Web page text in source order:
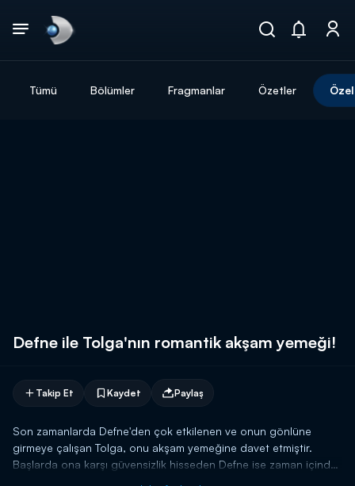
Tümü Bölümler Fragmanlar Özetler
Defne ile Tolga'nın romantik akşam yemeği!
Takip Et Kaydet Paylaş
Son zamanlarda Defne'den çok etkilenen ve onun gönlüne
girmeye çalışan Tolga, onu akşam yemeğine davet etmiştir.
Başlarda ona karşı güvensizlik hisseden Defne ise zaman içinde